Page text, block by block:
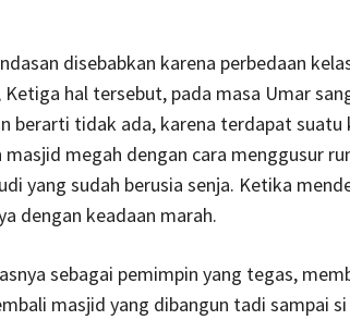
disebabkan karena perbedaan
hal tersebut, pada masa Umar
berarti tidak ada, karena terdapat suatu
megah dengan cara menggusur
yang sudah berusia senja. Ketika
dengan keadaan marah.
sebagai pemimpin yang tegas,
masjid yang dibangun tadi sampai